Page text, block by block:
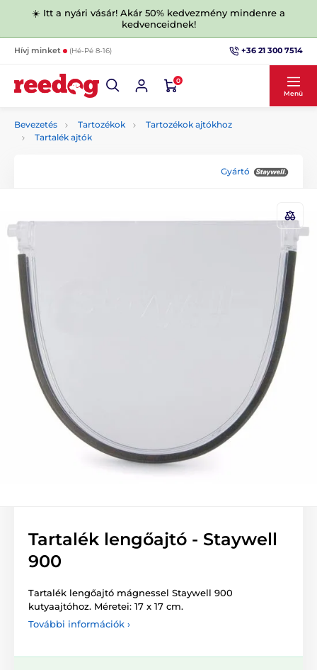
☀️ Itt a nyári vásár! Akár 50% kedvezmény mindenre a
kedvenceidnek!
Hívj minket (Hé-Pé 8-16) +36 21 300 7514
0
Menü
Bevezetés Tartozékok
Tartozékok ajtókhoz
Tartalék ajtók
Gyártó
Tartalék lengőajtó - Staywell
900
Tartalék lengőajtó mágnessel Staywell 900
kutyaajtóhoz. Méretei: 17 x 17 cm.
További információk ›